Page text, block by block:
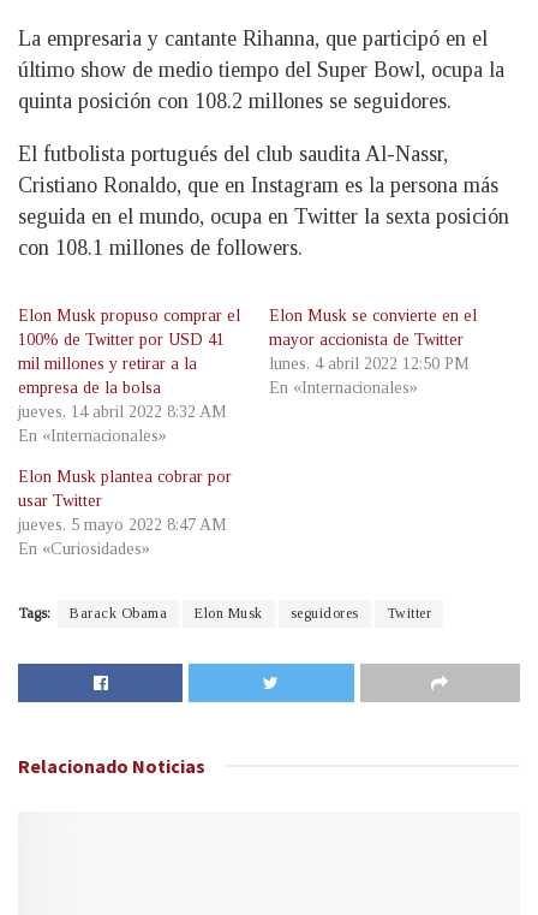
La empresaria y cantante Rihanna, que participó en el
último show de medio tiempo del Super Bowl, ocupa la
quinta posición con 108.2 millones se seguidores.
El futbolista portugués del club saudita Al-Nassr,
Cristiano Ronaldo, que en Instagram es la persona más
seguida en el mundo, ocupa en Twitter la sexta posición
con 108.1 millones de followers.
Elon Musk propuso comprar el
100% de Twitter por USD 41
mil millones y retirar a la
empresa de la bolsa
jueves, 14 abril 2022 8:32 AM
En «Internacionales»
Elon Musk se convierte en el
mayor accionista de Twitter
lunes, 4 abril 2022 12:50 PM
En «Internacionales»
Elon Musk plantea cobrar por
usar Twitter
jueves, 5 mayo 2022 8:47 AM
En «Curiosidades»
Tags: Barack Obama Elon Musk seguidores Twitter
Relacionado Noticias